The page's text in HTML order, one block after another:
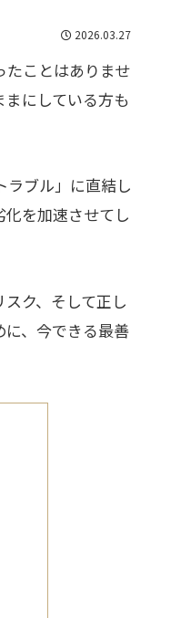
2026.03.27
たことはありませ
にしている方も
ラブル」に直結し
を加速させてし
ク、そして正し
、今できる最善